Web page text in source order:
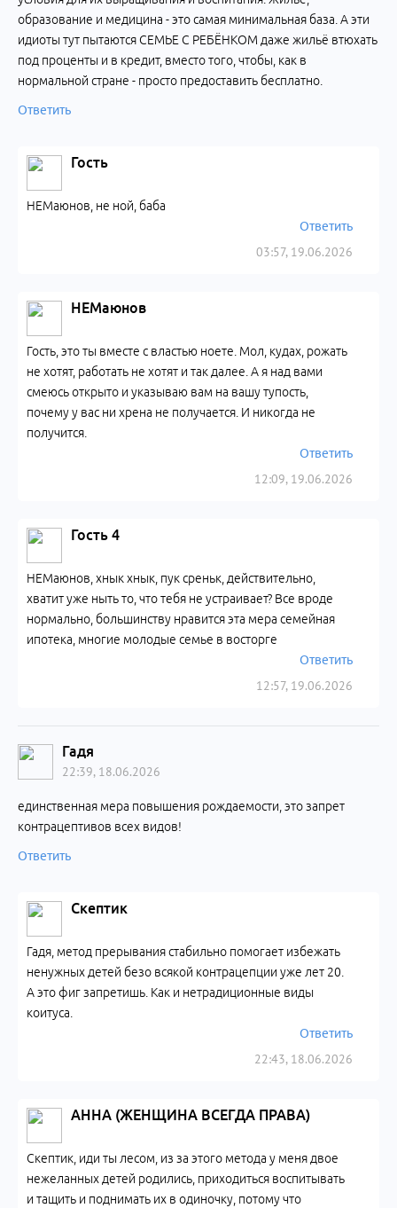
образование и медицина - это самая минимальная база. А эти
идиоты тут пытаются СЕМЬЕ С РЕБЁНКОМ даже жильё втюхать
под проценты и в кредит, вместо того, чтобы, как в
нормальной стране - просто предоставить бесплатно.
Ответить
Гость
03:57, 19.06.2026
НЕМаюнов, не ной, баба
Ответить
НЕМаюнов
12:09, 19.06.2026
Гость, это ты вместе с властью ноете. Мол, кудах, рожать
не хотят, работать не хотят и так далее. А я над вами
смеюсь открыто и указываю вам на вашу тупость,
почему у вас ни хрена не получается. И никогда не
получится.
Ответить
Гость 4
12:57, 19.06.2026
НЕМаюнов, хнык хнык, пук среньк, действительно,
хватит уже ныть то, что тебя не устраивает? Все вроде
нормально, большинству нравится эта мера семейная
ипотека, многие молодые семье в восторге
Ответить
Гадя
22:39, 18.06.2026
единственная мера повышения рождаемости, это запрет
контрацептивов всех видов!
Ответить
Скептик
22:43, 18.06.2026
Гадя, метод прерывания стабильно помогает избежать
ненужных детей безо всякой контрацепции уже лет 20.
А это фиг запретишь. Как и нетрадиционные виды
коитуса.
Ответить
АННА (ЖЕНЩИНА ВСЕГДА ПРАВА)
Скептик, иди ты лесом, из за этого метода у меня двое
нежеланных детей родились, приходиться воспитывать
и тащить и поднимать их в одиночку, потому что